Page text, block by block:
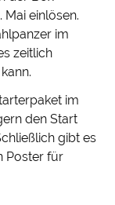
einlösen.
im
zeitlich
im
den Start
gibt es
Poster für